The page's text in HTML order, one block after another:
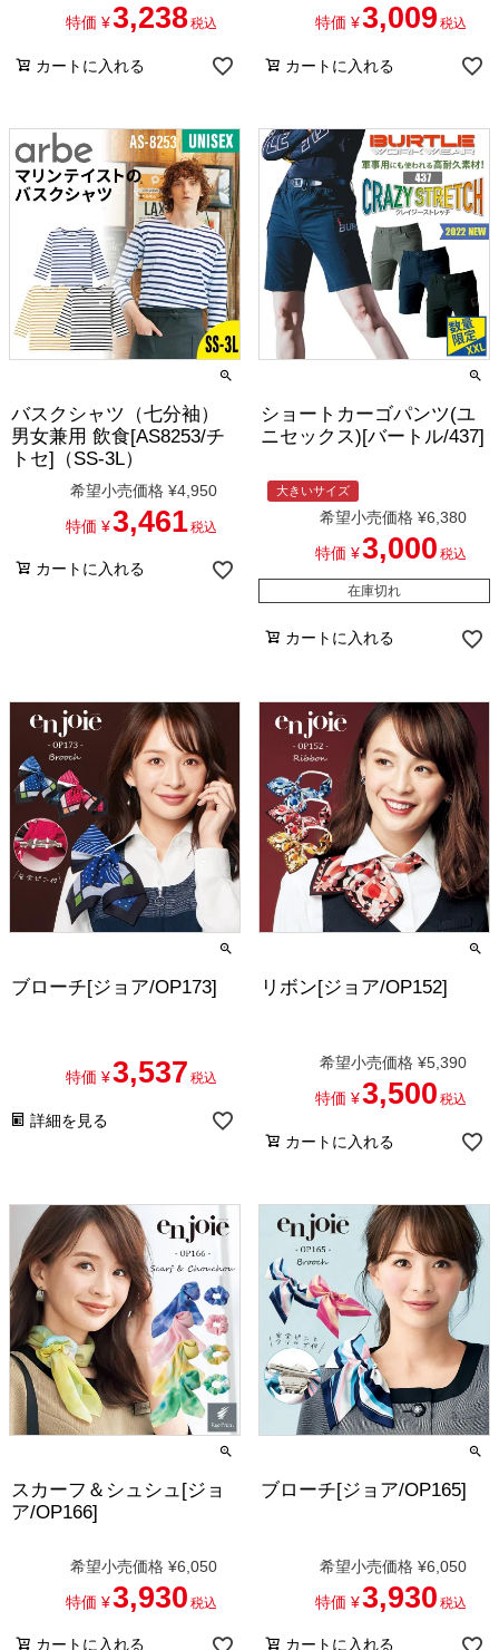
特価 ¥3,238税込
カートに入れる
特価 ¥3,009 税込
カートに入れる
バスクシャツ（七分袖）
男女兼用 飲食[AS8253/チ
トセ]（SS-3L）
希望小売価格 ¥4,950
特価 ¥3,461税込
カートに入れる
ショートカーゴパンツ(ユ
ニセックス)[バートル/437]
大きいサイズ
希望小売価格 ¥6,380
特価 ¥3,000 税込
在庫切れ
カートに入れる
ブローチ[ジョア/OP173]
特価 ¥3,537 税込
詳細を見る
リボン[ジョア/OP152]
希望小売価格 ¥5,390
特価 ¥3,500 税込
カートに入れる
スカーフ＆シュシュ[ジョ
ア/OP166]
希望小売価格 ¥6,050
特価 ¥3,930 税込
カートに入れる
ブローチ[ジョア/OP165]
希望小売価格 ¥6,050
特価 ¥3,930 税込
カートに入れる